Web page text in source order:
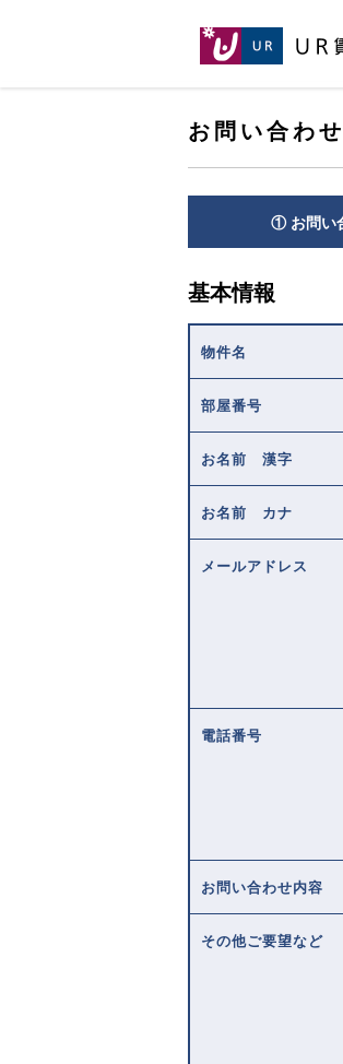
お問い合わせ
① お問い
基本情報
物件名
部屋番号
お名前 漢字
お名前 カナ
メールアドレス
電話番号
お問い合わせ内容
その他ご要望など